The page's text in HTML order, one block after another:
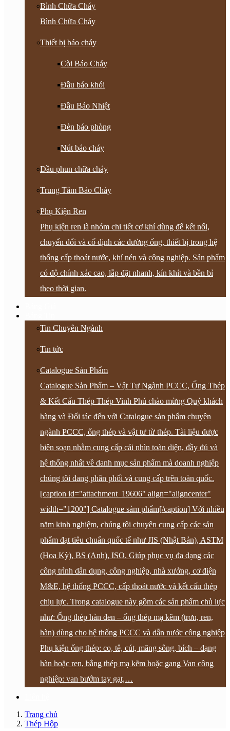
Bình Chữa Cháy
Bình Chữa Cháy
Thiết bị báo cháy
Còi Báo Cháy
Đầu báo khói
Đầu Báo Nhiệt
Đèn báo phòng
Nút báo cháy
Đầu phun chữa cháy
Trung Tâm Báo Cháy
Phụ Kiện Ren
Phụ kiện ren là nhóm chi tiết cơ khí dùng để kết nối,
chuyển đổi và cố định các đường ống, thiết bị trong hệ
thống cấp thoát nước, khí nén và công nghiệp. Sản phẩm
có độ chính xác cao, lắp đặt nhanh, kín khít và bền bỉ
theo thời gian.
Tin Chuyên Ngành
Tin tức
Catalogue Sản Phẩm
Catalogue Sản Phẩm – Vật Tư Ngành PCCC, Ống Thép
& Kết Cấu Thép Thép Vinh Phú chào mừng Quý khách
hàng và Đối tác đến với Catalogue sản phẩm chuyên
ngành PCCC, ống thép và vật tư từ thép. Tài liệu được
biên soạn nhằm cung cấp cái nhìn toàn diện, đầy đủ và
hệ thống nhất về danh mục sản phẩm mà doanh nghiệp
chúng tôi đang phân phối và cung cấp trên toàn quốc.
[caption id="attachment_19606" align="aligncenter"
width="1200"] Catalogue sảm phẩm[/caption] Với nhiều
năm kinh nghiệm, chúng tôi chuyên cung cấp các sản
phẩm đạt tiêu chuẩn quốc tế như JIS (Nhật Bản), ASTM
(Hoa Kỳ), BS (Anh), ISO. Giúp phục vụ đa dạng các
công trình dân dụng, công nghiệp, nhà xưởng, cơ điện
M&E, hệ thống PCCC, cấp thoát nước và kết cấu thép
chịu lực. Trong catalogue này gồm các sản phẩm chủ lực
như: Ống thép hàn đen – ống thép mạ kẽm (trơn, ren,
hàn) dùng cho hệ thống PCCC và dẫn nước công nghiệp
Phụ kiện ống thép: co, tê, cút, măng sông, bích – dạng
hàn hoặc ren, bằng thép mạ kẽm hoặc gang Van công
nghiệp: van bướm tay gạt,…
Trang chủ
Thép Hộp